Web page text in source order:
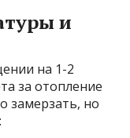
и
на 1-2
за отопление
замерзать, но